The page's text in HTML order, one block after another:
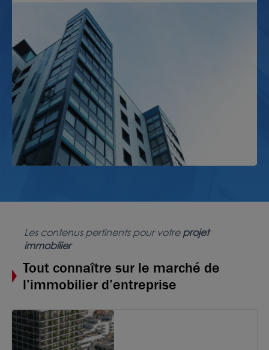
Les contenus pertinents pour votreprojet
immobilier
Tout connaître sur le marché de
l’immobilier d’entreprise